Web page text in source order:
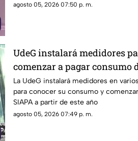
agosto 05, 2026 07:50 p. m.
UdeG instalará medidores
comenzar a pagar consumo
SIAPA
La UdeG instalará medidores en
para conocer su consumo y
SIAPA a partir de este año
agosto 05, 2026 07:49 p. m.